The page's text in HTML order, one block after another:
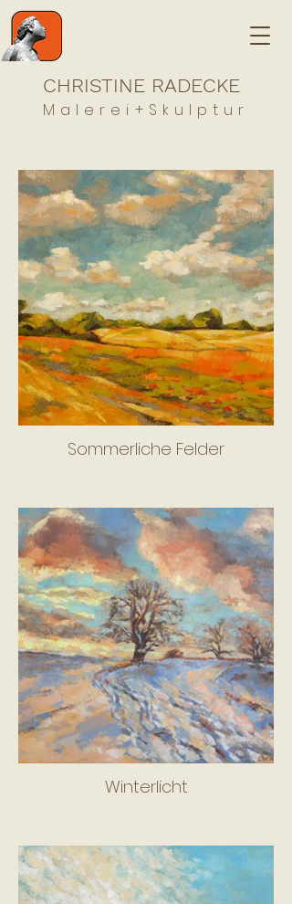
CHRISTINE RADECKE
Malerei+Skulptur
Sommerliche Felder
Winterlicht